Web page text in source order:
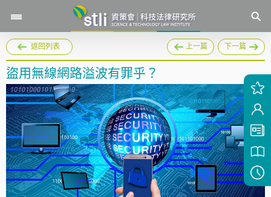
返回列表 上一篇 下一篇
盜用無線網路溢波有罪乎？